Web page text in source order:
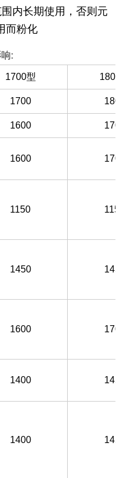
内长期使用，否则元
而粉化
:
1700型 1800
1700 1800
1600 1700
1600 1700
1150 1150
1450 1450
1600 1700
1400 1450
1400 1450